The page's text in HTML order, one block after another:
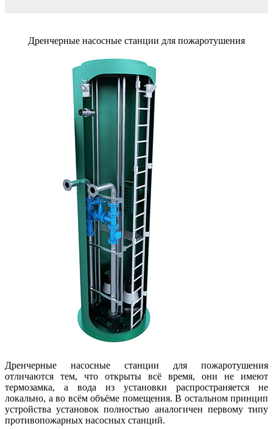
Дренчерные насосные станции для пожаротушения
Дренчерные насосные станции для пожаротушения
отличаются тем, что открыты всё время, они не имеют
термозамка, а вода из установки распространяется не
локально, а во всём объёме помещения. В остальном принцип
устройства установок полностью аналогичен первому типу
противопожарных насосных станций.